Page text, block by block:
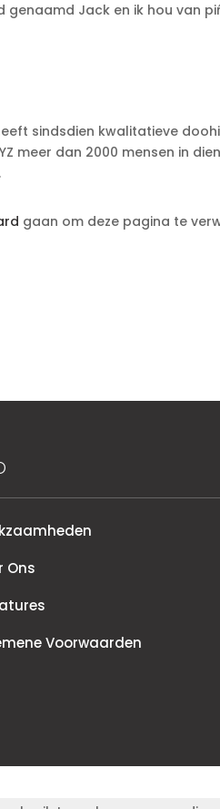
genaamd Jack en ik hou van
sindsdien kwalitatieve
meer dan 2000 mensen in
gaan om deze pagina te
Ons
Voorwaarden